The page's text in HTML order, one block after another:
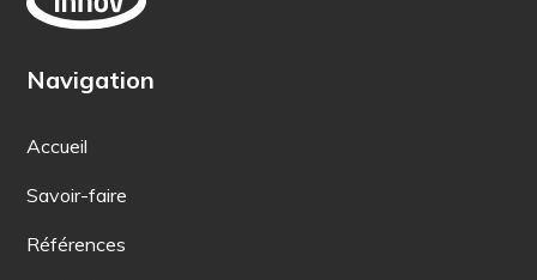
Navigation
Accueil
Savoir-faire
Références